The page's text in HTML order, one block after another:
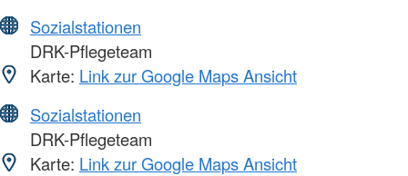
Sozialstationen
DRK-Pflegeteam
Karte: Link zur Google Maps Ansicht
Sozialstationen
DRK-Pflegeteam
Karte: Link zur Google Maps Ansicht